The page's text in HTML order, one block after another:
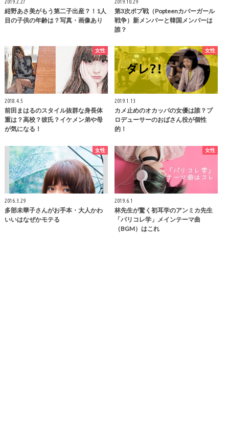
2019.2.27
紺野あさ美がもう第二子出産？！1人
目の子供の年齢は？写真・画像あり
2019.10.29
第3次ポプ戦（Popteenカバーガール
戦争）新メンバーと韓国メンバーは
誰？
女性
2018.4.5
前田まはるのスタイル抜群な身長体
重は？高校？彼氏？イケメン弟や母
が気になる！
女性
2019.1.13
カメ止めのオカッパの女優は誰？プ
ロデューサーのおばさん役が個性
的！
女性
2016.3.29
多部未華子さんがお手本・大人かわ
いいはなぜかモテる
女性
2019.6.1
林先生が驚く初耳学のアンミカ先生
「パリコレ学」メインテーマ曲
（BGM）はこれ